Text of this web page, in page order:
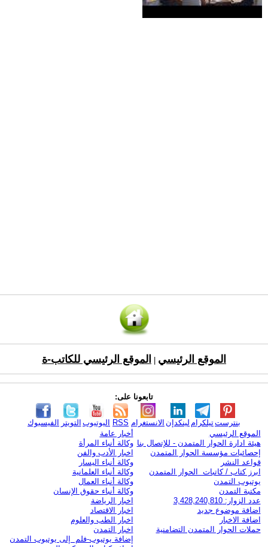
الموقع الرئيسي الموقع الرئيسي للكاتب-ة
تابعونا على:
الفيسبوك التويتر اليوتيوب RSS الانستغرام لينكدإن تيلكرامبنترست
الموقع الرئيسي
هيئة ادارة الحوار المتمدن - للإتصال بنا
إحصائيات مؤسسة الحوار المتمدن
قواعد النشر
ابرز كتاب / كاتبات الحوار المتمدن
يوتيوب التمدن
مكتبة التمدن
عدد الزوار: 3,428,240,810
اضافة موضوع جديد
اضافة الاخبار
حملات الحوار المتمدن التضامنية
أخبار عامة
وكالة أنباء المرأة
اخبار الأدب والفن
وكالة أنباء اليسار
وكالة أنباء العلمانية
وكالة أنباء العمال
وكالة أنباء حقوق الإنسان
اخبار الرياضة
اخبار الاقتصاد
اخبار الطب والعلوم
اخبار التمدن
إضافة يوتيوب-فلم إلى يوتيوب التمدن